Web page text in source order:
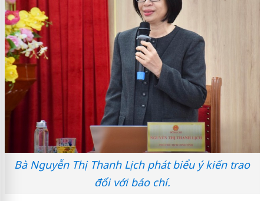
Bà Nguyễn Thị Thanh Lịch phát biểu ý kiến trao
đổi với báo chí.